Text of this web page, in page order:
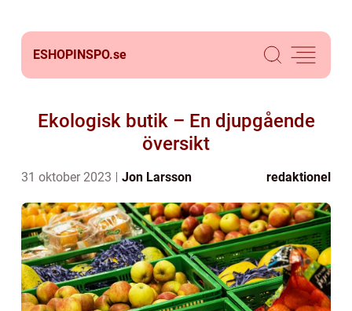
ESHOPINSPO.se
Ekologisk butik – En djupgående
översikt
31 oktober 2023 Jon Larsson redaktionel